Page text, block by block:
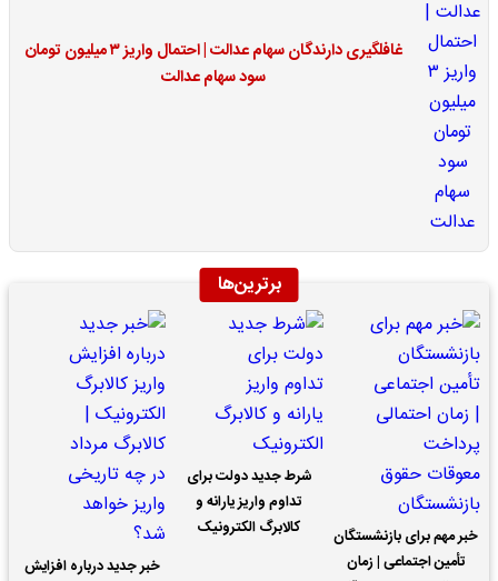
غافلگیری دارندگان سهام عدالت | احتمال واریز ۳ میلیون تومان
سود سهام عدالت
برترین‌ها
خبر مهم برای بازنشستگان
تأمین اجتماعی | زمان
شرط جدید دولت برای
تداوم واریز یارانه و
کالابرگ الکترونیک
خبر جدید درباره افزایش